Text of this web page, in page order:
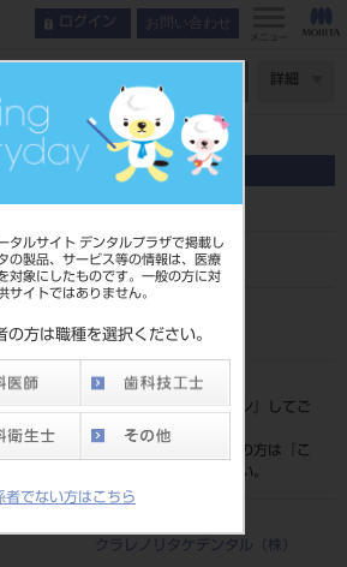
タルサイト デンタルプラザで掲載し
の製品、サービス等の情報は、医療
対象にしたものです。一般の方に対
サイトではありません。
の方は職種を選択ください。
者でない方はこちら
ログイン お問い合わせ
メニュー
詳細
フィニッシュ ３本入
合わせ
３本入
202280975
標準価格
ログイン
』してご
覧ください。
ネット会員登録がまだの方は『
こ
』より登録ください。
クラレノリタケデンタル（株）